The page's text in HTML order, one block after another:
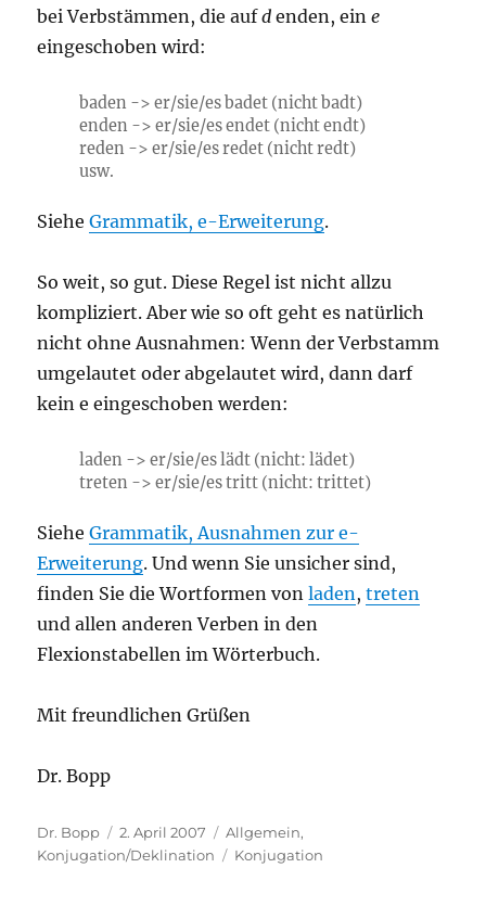
bei Verbstämmen, die aufd enden, eine
eingeschoben wird:
baden -> er/sie/es badet (nicht badt)
enden -> er/sie/es endet (nicht endt)
reden -> er/sie/es redet (nicht redt)
usw.
SieheGrammatik, e-Erweiterung.
So weit, so gut. Diese Regel ist nicht allzu
kompliziert. Aber wie so oft geht es natürlich
nicht ohne Ausnahmen: Wenn der Verbstamm
umgelautet oder abgelautet wird, dann darf
kein e eingeschoben werden:
laden -> er/sie/es lädt (nicht: lädet)
treten -> er/sie/es tritt (nicht: trittet)
SieheGrammatik, Ausnahmen zur e-
Erweiterung. Und wenn Sie unsicher sind,
finden Sie die Wortformen vonladen,treten
und allen anderen Verben in den
Flexionstabellen im Wörterbuch.
Mit freundlichen Grüßen
Dr. Bopp
Autor
Dr. Bopp
Veröffentlicht
am
2. April 2007 Kategorien
Allgemein,
Konjugation/Deklination
Schlagwörter
Konjugation